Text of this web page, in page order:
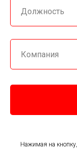
Нажимая на кнопку,